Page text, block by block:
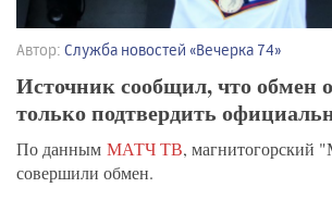
Автор: Служба новостей «Вечерка 74»
Источник сообщил, что обмен
только подтвердить
По данным МАТЧ ТВ, магнитогорский
совершили обмен.